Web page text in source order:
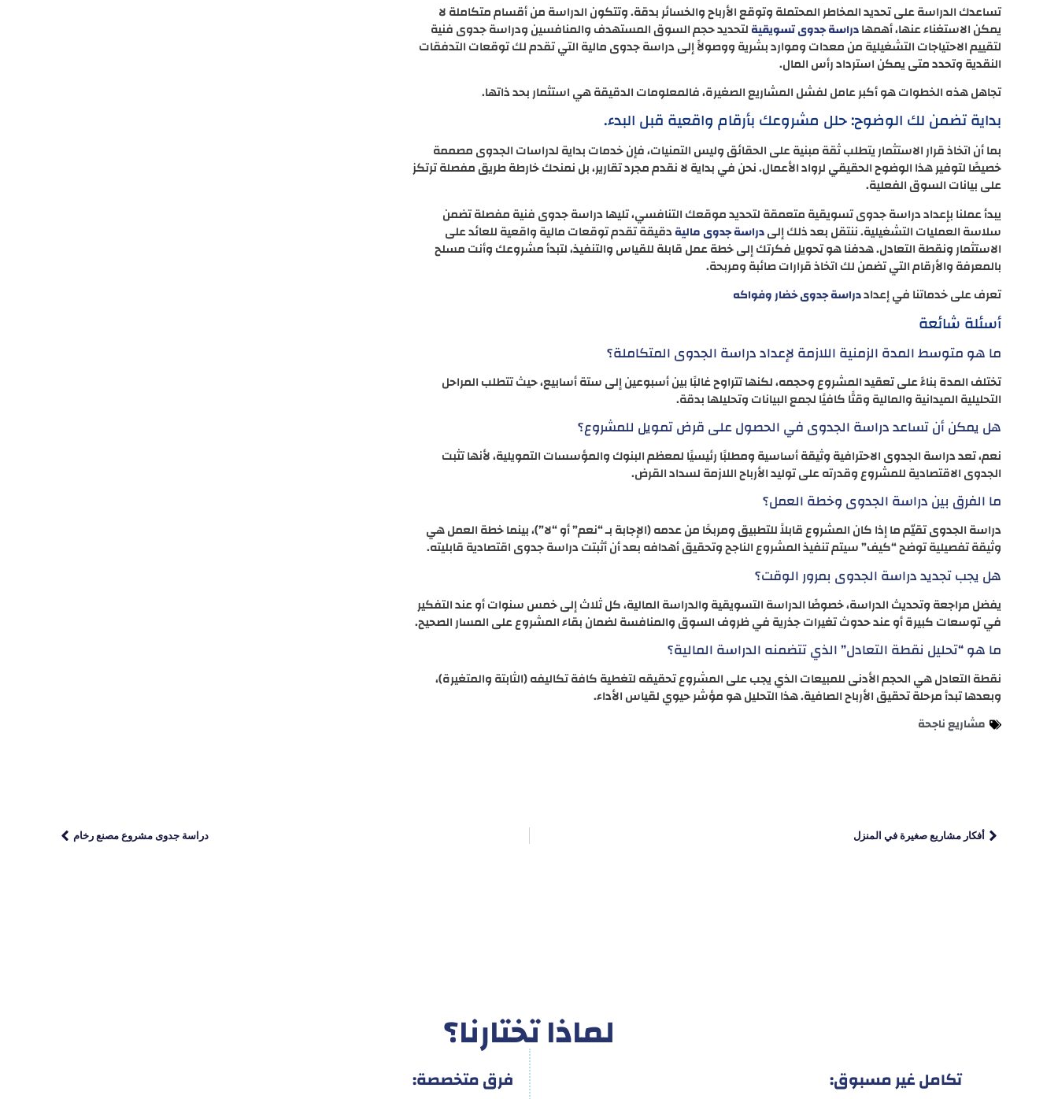
تساعدك الدراسة على تحديد المخاطر المحتملة وتوقع الأرباح والخسائر بدقة. وتتكون الدراسة من أقسام متكاملة لا
يمكن الاستغناء عنها، أهمهادراسة جدوى تسويقيةلتحديد حجم السوق المستهدف والمنافسين ودراسة جدوى فنية
لتقييم الاحتياجات التشغيلية من معدات وموارد بشرية ووصولاً إلى دراسة جدوى مالية التي تقدم لك توقعات التدفقات
النقدية وتحدد متى يمكن استرداد رأس المال.
تجاهل هذه الخطوات هو أكبر عامل لفشل المشاريع الصغيرة، فالمعلومات الدقيقة هي استثمار بحد ذاتها.
بداية تضمن لك الوضوح: حلل مشروعك بأرقام واقعية قبل البدء.
بما أن اتخاذ قرار الاستثمار يتطلب ثقة مبنية على الحقائق وليس التمنيات، فإن خدمات بداية لدراسات الجدوى مصممة
خصيصًا لتوفير هذا الوضوح الحقيقي لرواد الأعمال. نحن في بداية لا نقدم مجرد تقارير، بل نمنحك خارطة طريق مفصلة ترتكز
على بيانات السوق الفعلية.
يبدأ عملنا بإعداد دراسة جدوى تسويقية متعمقة لتحديد موقعك التنافسي، تليها دراسة جدوى فنية مفصلة تضمن
سلاسة العمليات التشغيلية. ننتقل بعد ذلك إلىدراسة جدوى ماليةدقيقة تقدم توقعات مالية واقعية للعائد على
الاستثمار ونقطة التعادل. هدفنا هو تحويل فكرتك إلى خطة عمل قابلة للقياس والتنفيذ، لتبدأ مشروعك وأنت مسلح
بالمعرفة والأرقام التي تضمن لك اتخاذ قرارات صائبة ومربحة.
تعرف على خدماتنا في إعداددراسة جدوى خضار وفواكه
أسئلة شائعة
ما هو متوسط المدة الزمنية اللازمة لإعداد دراسة الجدوى المتكاملة؟
تختلف المدة بناءً على تعقيد المشروع وحجمه، لكنها تتراوح غالبًا بين أسبوعين إلى ستة أسابيع، حيث تتطلب المراحل
التحليلية الميدانية والمالية وقتًا كافيًا لجمع البيانات وتحليلها بدقة.
هل يمكن أن تساعد دراسة الجدوى في الحصول على قرض تمويل للمشروع؟
نعم، تعد دراسة الجدوى الاحترافية وثيقة أساسية ومطلبًا رئيسيًا لمعظم البنوك والمؤسسات التمويلية، لأنها تثبت
الجدوى الاقتصادية للمشروع وقدرته على توليد الأرباح اللازمة لسداد القرض.
ما الفرق بين دراسة الجدوى وخطة العمل؟
دراسة الجدوى تقيّم ما إذا كان المشروع قابلاً للتطبيق ومربحًا من عدمه (الإجابة بـ “نعم” أو “لا”)، بينما خطة العمل هي
وثيقة تفصيلية توضح “كيف” سيتم تنفيذ المشروع الناجح وتحقيق أهدافه بعد أن أثبتت دراسة جدوى اقتصادية قابليته.
هل يجب تجديد دراسة الجدوى بمرور الوقت؟
يفضل مراجعة وتحديث الدراسة، خصوصًا الدراسة التسويقية والدراسة المالية، كل ثلاث إلى خمس سنوات أو عند التفكير
في توسعات كبيرة أو عند حدوث تغيرات جذرية في ظروف السوق والمنافسة لضمان بقاء المشروع على المسار الصحيح.
ما هو “تحليل نقطة التعادل” الذي تتضمنه الدراسة المالية؟
نقطة التعادل هي الحجم الأدنى للمبيعات الذي يجب على المشروع تحقيقه لتغطية كافة تكاليفه (الثابتة والمتغيرة)،
وبعدها تبدأ مرحلة تحقيق الأرباح الصافية. هذا التحليل هو مؤشر حيوي لقياس الأداء.
مشاريع ناجحة
أفكار مشاريع صغيرة في المنزل دراسة جدوى مشروع مصنع رخام
لماذا تختارنا؟
تكامل غير مسبوق: فرق متخصصة: